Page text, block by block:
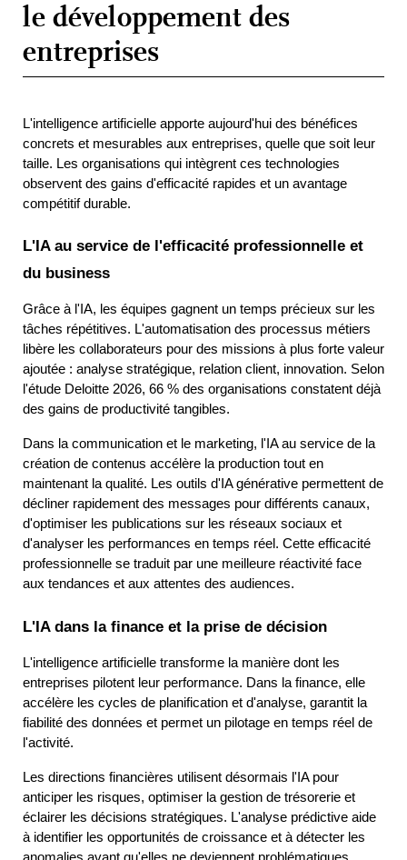
le développement des
entreprises
L'intelligence artificielle apporte aujourd'hui des bénéfices
concrets et mesurables aux entreprises, quelle que soit leur
taille. Les organisations qui intègrent ces technologies
observent des gains d'efficacité rapides et un avantage
compétitif durable.
L'IA au service de l'efficacité professionnelle et
du business
Grâce à l'IA, les équipes gagnent un temps précieux sur les
tâches répétitives. L'automatisation des processus métiers
libère les collaborateurs pour des missions à plus forte valeur
ajoutée : analyse stratégique, relation client, innovation. Selon
l'étude Deloitte 2026, 66 % des organisations constatent déjà
des gains de productivité tangibles.
Dans la communication et le marketing, l'IA au service de la
création de contenus accélère la production tout en
maintenant la qualité. Les outils d'IA générative permettent de
décliner rapidement des messages pour différents canaux,
d'optimiser les publications sur les réseaux sociaux et
d'analyser les performances en temps réel. Cette efficacité
professionnelle se traduit par une meilleure réactivité face
aux tendances et aux attentes des audiences.
L'IA dans la finance et la prise de décision
L'intelligence artificielle transforme la manière dont les
entreprises pilotent leur performance. Dans la finance, elle
accélère les cycles de planification et d'analyse, garantit la
fiabilité des données et permet un pilotage en temps réel de
l'activité.
Les directions financières utilisent désormais l'IA pour
anticiper les risques, optimiser la gestion de trésorerie et
éclairer les décisions stratégiques. L'analyse prédictive aide
à identifier les opportunités de croissance et à détecter les